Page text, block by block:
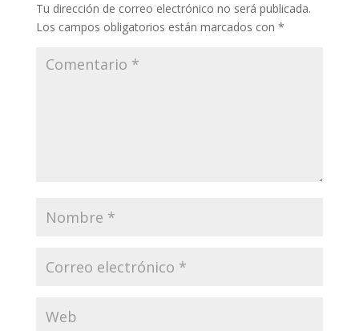
Tu dirección de correo electrónico no será publicada.
Los campos obligatorios están marcados con *